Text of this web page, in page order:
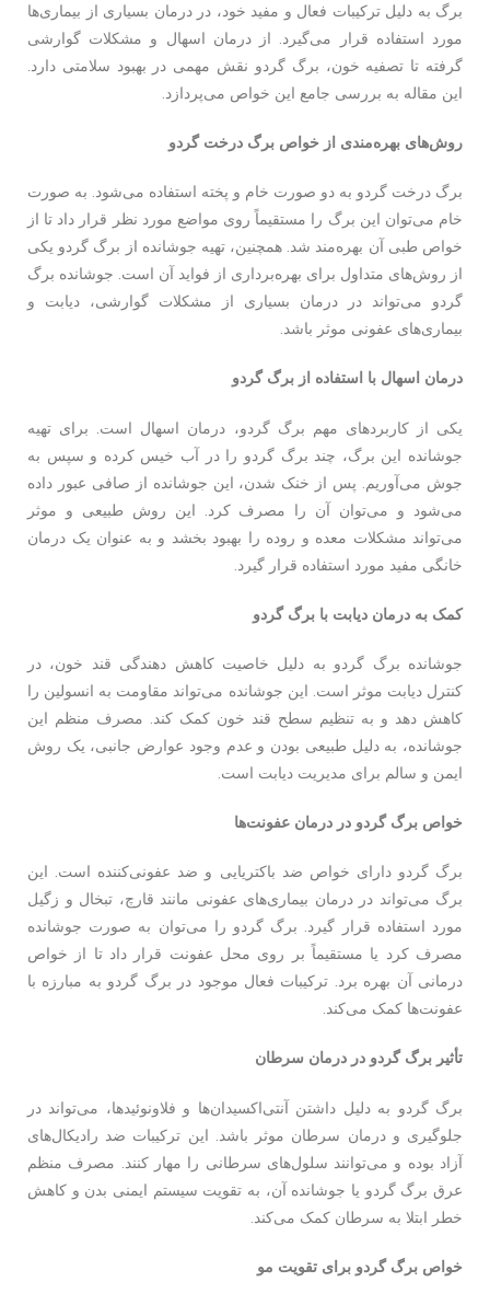
برگ به دلیل ترکیبات فعال و مفید خود، در درمان بسیاری از بیماری‌ها
مورد استفاده قرار می‌گیرد. از درمان اسهال و مشکلات گوارشی
گرفته تا تصفیه خون، برگ گردو نقش مهمی در بهبود سلامتی دارد.
این مقاله به بررسی جامع این خواص می‌پردازد.
روش‌های بهره‌مندی از خواص برگ درخت گردو
برگ درخت گردو به دو صورت خام و پخته استفاده می‌شود. به صورت
خام می‌توان این برگ را مستقیماً روی مواضع مورد نظر قرار داد تا از
خواص طبی آن بهره‌مند شد. همچنین، تهیه جوشانده از برگ گردو یکی
از روش‌های متداول برای بهره‌برداری از فواید آن است. جوشانده برگ
گردو می‌تواند در درمان بسیاری از مشکلات گوارشی، دیابت و
بیماری‌های عفونی موثر باشد.
درمان اسهال با استفاده از برگ گردو
یکی از کاربردهای مهم برگ گردو، درمان اسهال است. برای تهیه
جوشانده این برگ، چند برگ گردو را در آب خیس کرده و سپس به
جوش می‌آوریم. پس از خنک شدن، این جوشانده از صافی عبور داده
می‌شود و می‌توان آن را مصرف کرد. این روش طبیعی و موثر
می‌تواند مشکلات معده و روده را بهبود بخشد و به عنوان یک درمان
خانگی مفید مورد استفاده قرار گیرد.
کمک به درمان دیابت با برگ گردو
جوشانده برگ گردو به دلیل خاصیت کاهش دهندگی قند خون، در
کنترل دیابت موثر است. این جوشانده می‌تواند مقاومت به انسولین را
کاهش دهد و به تنظیم سطح قند خون کمک کند. مصرف منظم این
جوشانده، به دلیل طبیعی بودن و عدم وجود عوارض جانبی، یک روش
ایمن و سالم برای مدیریت دیابت است.
خواص برگ گردو در درمان عفونت‌ها
برگ گردو دارای خواص ضد باکتریایی و ضد عفونی‌کننده است. این
برگ می‌تواند در درمان بیماری‌های عفونی مانند قارچ، تبخال و زگیل
مورد استفاده قرار گیرد. برگ گردو را می‌توان به صورت جوشانده
مصرف کرد یا مستقیماً بر روی محل عفونت قرار داد تا از خواص
درمانی آن بهره برد. ترکیبات فعال موجود در برگ گردو به مبارزه با
عفونت‌ها کمک می‌کند.
تأثیر برگ گردو در درمان سرطان
برگ گردو به دلیل داشتن آنتی‌اکسیدان‌ها و فلاونوئیدها، می‌تواند در
جلوگیری و درمان سرطان موثر باشد. این ترکیبات ضد رادیکال‌های
آزاد بوده و می‌توانند سلول‌های سرطانی را مهار کنند. مصرف منظم
عرق برگ گردو یا جوشانده آن، به تقویت سیستم ایمنی بدن و کاهش
خطر ابتلا به سرطان کمک می‌کند.
خواص برگ گردو برای تقویت مو